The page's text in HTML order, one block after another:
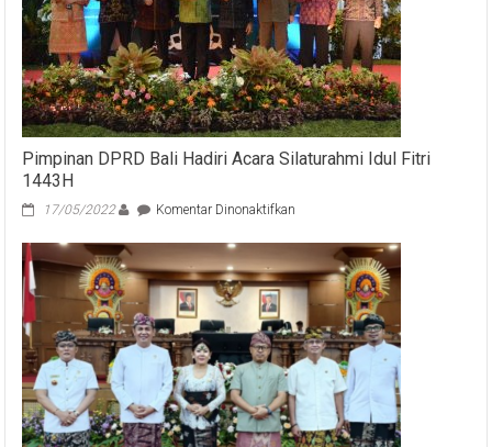
BTID
di
Serangan
Pimpinan DPRD Bali Hadiri Acara Silaturahmi Idul Fitri
1443H
17/05/2022 Komentar Dinonaktifkan
Bali
Hadiri
Acara
Silaturahmi
Idul
Fitri
1443H